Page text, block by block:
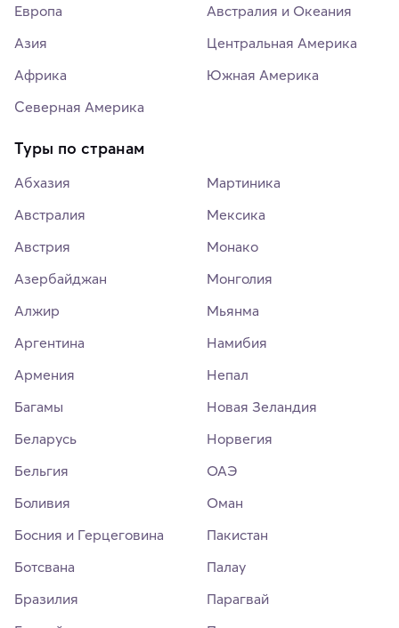
Европа
Азия
Африка
Северная Америка
Австралия и Океания
Центральная Америка
Южная Америка
Туры по странам
Абхазия
Австралия
Австрия
Азербайджан
Алжир
Аргентина
Армения
Багамы
Беларусь
Бельгия
Боливия
Босния и Герцеговина
Ботсвана
Бразилия
Мартиника
Мексика
Монако
Монголия
Мьянма
Намибия
Непал
Новая Зеландия
Норвегия
ОАЭ
Оман
Пакистан
Палау
Парагвай